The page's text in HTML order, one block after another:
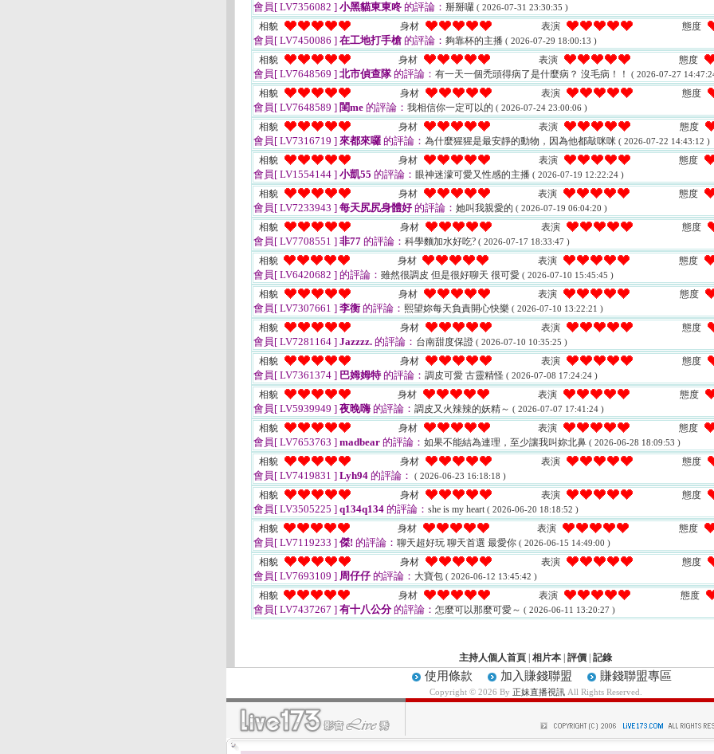
會員[ LV7356082 ] 小黑貓東東咚 的評論： 掰掰囉 ( 2026-07-31 23:30:35 )
相貌 身材 表演 態度
會員[ LV7450086 ] 在工地打手槍 的評論： 夠靠杯的主播 ( 2026-07-29 18:00:13 )
相貌 身材 表演 態度
會員[ LV7648569 ] 北市偵查隊的評論： 有一天一個禿頭得病了是什麼病？ 沒毛病！！ ( 2026-07-27
相貌 身材 表演 態度
會員[ LV7648589 ] 閨me 的評論： 我相信你一定可以的 ( 2026-07-24 23:00:06 )
相貌 身材 表演 態度
會員[ LV7316719 ] 來都來囉 的評論： 為什麼猩猩是最安靜的動物，因為他都敲咪咪 ( 2026-07-22 14:43:12 )
相貌 身材 表演 態度
會員[ LV1554144 ] 小凱55 的評論： 眼神迷濛可愛又性感的主播 ( 2026-07-19 12:22:24 )
相貌 身材 表演 態度
會員[ LV7233943 ] 每天尻尻身體好的評論： 她叫我親愛的 ( 2026-07-19 06:04:20 )
相貌 身材 表演 態度
會員[ LV7708551 ] 非77 的評論： 科學麵加水好吃? ( 2026-07-17 18:33:47 )
相貌 身材 表演 態度
會員[ LV6420682 ] 的評論： 雖然很調皮 但是很好聊天 很可愛 ( 2026-07-10 15:45:45 )
相貌 身材 表演 態度
會員[ LV7307661 ] 李衡 的評論： 熙望妳每天負責開心快樂 ( 2026-07-10 13:22:21 )
相貌 身材 表演 態度
會員[ LV7281164 ] Jazzzz. 的評論： 台南甜度保證 ( 2026-07-10 10:35:25 )
相貌 身材 表演 態度
會員[ LV7361374 ] 巴姆姆特的評論： 調皮可愛 古靈精怪 ( 2026-07-08 17:24:24 )
相貌 身材 表演 態度
會員[ LV5939949 ] 夜晚嗨 的評論： 調皮又火辣辣的妖精～ ( 2026-07-07 17:41:24 )
相貌 身材 表演 態度
會員[ LV7653763 ] madbear 的評論： 如果不能結為連理，至少讓我叫妳北鼻 ( 2026-06-28 18:09:53 )
相貌 身材 表演 態度
會員[ LV7419831 ] Lyh94 的評論： ( 2026-06-23 16:18:18 )
相貌 身材 表演 態度
會員[ LV3505225 ] q134q134 的評論： she is my heart ( 2026-06-20 18:18:52 )
相貌 身材 表演 態度
會員[ LV7119233 ] 傑! 的評論： 聊天超好玩 聊天首選 最愛你 ( 2026-06-15 14:49:00 )
相貌 身材 表演 態度
會員[ LV7693109 ] 周仔仔的評論： 大寶包 ( 2026-06-12 13:45:42 )
相貌 身材 表演 態度
會員[ LV7437267 ] 有十八公分的評論： 怎麼可以那麼可愛～ ( 2026-06-11 13:20:27 )
主持人個人首頁 相片本 評價 記錄
使用條款 加入賺錢聯盟 賺錢聯盟專區
Copyright © 2026 By 正妹直播視訊All Rights Reserved.